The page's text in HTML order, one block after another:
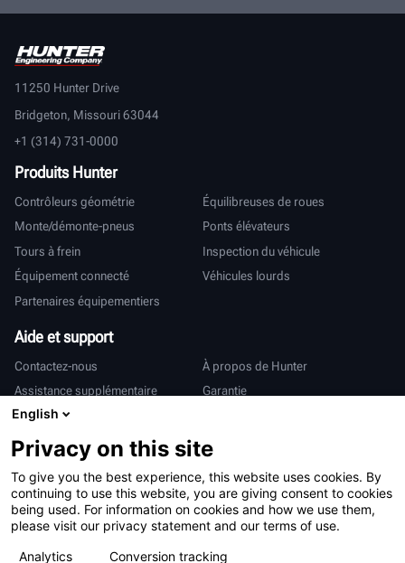
11250 Hunter Drive
Bridgeton, Missouri 63044
+1 (314) 731-0000
Produits Hunter
Contrôleurs géométrie
Équilibreuses de roues
Monte/démonte-pneus
Ponts élévateurs
Tours à frein
Inspection du véhicule
Équipement connecté
Véhicules lourds
Partenaires équipementiers
Aide et support
Contactez-nous
À propos de Hunter
Assistance supplémentaire
Garantie
International
Ventes et services
Deutsch
亨特中国
English
Privacy on this site
To give you the best experience, this website uses cookies. By
continuing to use this website, you are giving consent to cookies
being used. For information on cookies and how we use them,
please visit our privacy statement and our terms of use.
Analytics
Conversion tracking